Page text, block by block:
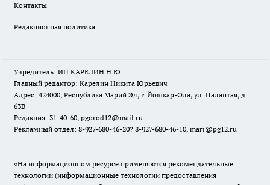
Контакты
Редакционная политика
Учредитель: ИП КАРЕЛИН Н.Ю.
Главный редактор: Карелин Никита Юрьевич
Адрес: 424000, Республика Марий Эл, г. Йошкар-Ола, ул. Палантая, д.
63В
Редакция: 31-40-60, pgorod12@mail.ru
Рекламный отдел: 8-927-680-46-20? 8-927-680-46-10, mari@pg12.ru
«На информационном ресурсе применяются рекомендательные
технологии (информационные технологии предоставления